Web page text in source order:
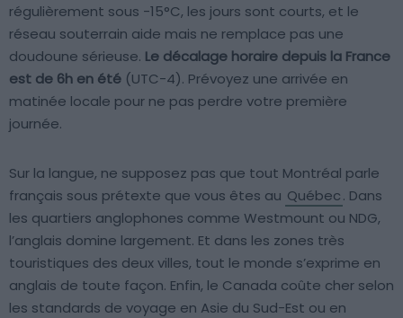
régulièrement sous -15°C, les jours sont courts, et le
réseau souterrain aide mais ne remplace pas une
doudoune sérieuse. Le décalage horaire depuis la France
est de 6h en été (UTC-4). Prévoyez une arrivée en
matinée locale pour ne pas perdre votre première
journée.
Sur la langue, ne supposez pas que tout Montréal parle
français sous prétexte que vous êtes au Québec. Dans
les quartiers anglophones comme Westmount ou NDG,
l’anglais domine largement. Et dans les zones très
touristiques des deux villes, tout le monde s’exprime en
anglais de toute façon. Enfin, le Canada coûte cher selon
les standards de voyage en Asie du Sud-Est ou en